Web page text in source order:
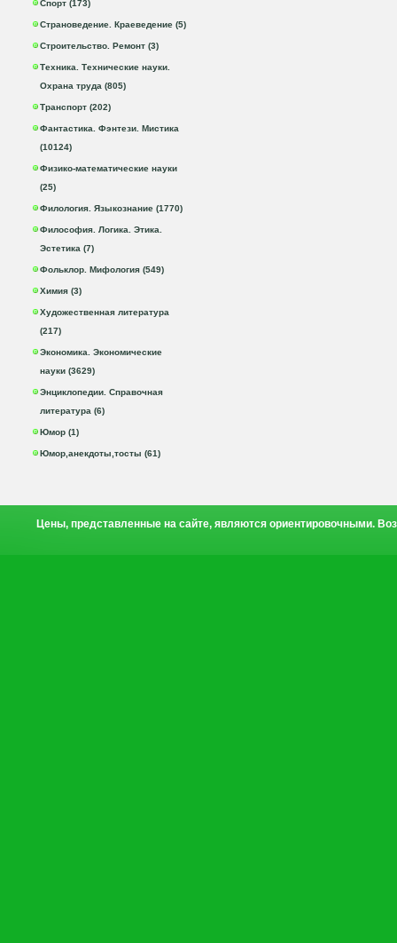
Спорт (173)
Страноведение. Краеведение (5)
Строительство. Ремонт (3)
Техника. Технические науки.
Охрана труда (805)
Транспорт (202)
Фантастика. Фэнтези. Мистика
(10124)
Физико-математические науки
(25)
Филология. Языкознание (1770)
Философия. Логика. Этика.
Эстетика (7)
Фольклор. Мифология (549)
Химия (3)
Художественная литература
(217)
Экономика. Экономические
науки (3629)
Энциклопедии. Справочная
литература (6)
Юмор (1)
Юмор,анекдоты,тосты (61)
Цены, представленные на сайте, являются ориентировочными.